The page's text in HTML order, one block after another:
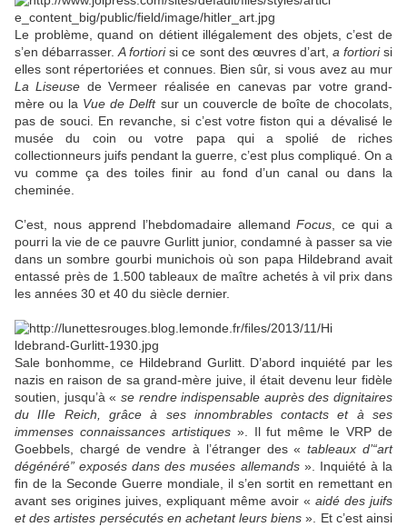
Le problème, quand on détient illégalement des objets, c’est de
s’en débarrasser.A fortiorisi ce sont des œuvres d’art, a fortiorisi
elles sont répertoriées et connues. Bien sûr, si vous avez au mur
La Liseuse de Vermeer réalisée en canevas par votre grand-
mère ou la Vue de Delftsur un couvercle de boîte de chocolats,
pas de souci. En revanche, si c’est votre fiston qui a dévalisé le
musée du coin ou votre papa qui a spolié de riches
collectionneurs juifs pendant la guerre, c’est plus compliqué. On a
vu comme ça des toiles finir au fond d’un canal ou dans la
cheminée.
C’est, nous apprend l’hebdomadaire allemandFocus , ce qui a
pourri la vie de ce pauvre Gurlitt junior, condamné à passer sa vie
dans un sombre gourbi munichois où son papa Hildebrand avait
entassé près de 1.500 tableaux de maître achetés à vil prix dans
les années 30 et 40 du siècle dernier.
Sale bonhomme, ce Hildebrand Gurlitt. D’abord inquiété par les
nazis en raison de sa grand-mère juive, il était devenu leur fidèle
soutien, jusqu’à « se rendre indispensable auprès des dignitaires
du IIIe Reich, grâce à ses innombrables contacts et à ses
immenses connaissances artistiques». Il fut même le VRP de
Goebbels, chargé de vendre à l’étranger des «tableaux d’“art
dégénéré” exposés dans des musées allemands». Inquiété à la
fin de la Seconde Guerre mondiale, il s’en sortit en remettant en
avant ses origines juives, expliquant même avoir « aidé des juifs
et des artistes persécutés en achetant leurs biens ». Et c’est ainsi